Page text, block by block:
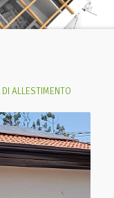
ALLESTIMENTO